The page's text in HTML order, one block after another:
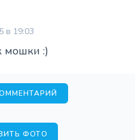
в 19:03
мошки :)
ФОТО